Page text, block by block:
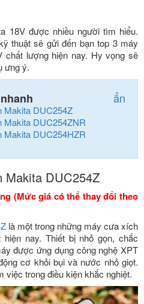
18V được nhiều người tìm hiểu.
thuật sẽ gửi đến bạn top 3 máy
chất lượng hiện nay. Hy vọng sẽ
ưng ý.
ẩn
Makita DUC254Z
Makita DUC254ZNR
Makita DUC254HZR
Makita DUC254Z
(Mức giá có thể thay đổi theo
là một trong những máy cưa xích
nay. Thiết bị nhỏ gọn, chắc
được ứng dụng công nghệ XPT
cơ khỏi bụi và nước nhỏ giọt.
việc trong điều kiện khắc nghiệt.